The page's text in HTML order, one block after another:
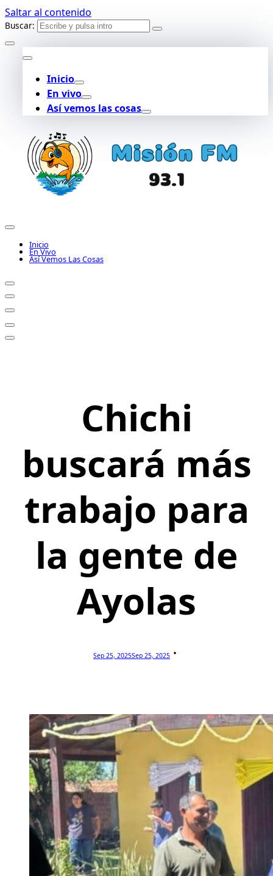
Saltar al contenido
Buscar:
Inicio
En vivo
Así vemos las cosas
Inicio
En Vivo
Así Vemos Las Cosas
Chichi
buscará más
trabajo para
la gente de
Ayolas
Sep 25, 2025Sep 25, 2025